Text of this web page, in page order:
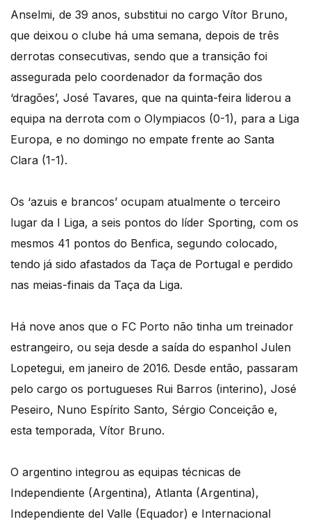
Anselmi, de 39 anos, substitui no cargo Vítor Bruno,
que deixou o clube há uma semana, depois de três
derrotas consecutivas, sendo que a transição foi
assegurada pelo coordenador da formação dos
‘dragões’, José Tavares, que na quinta-feira liderou a
equipa na derrota com o Olympiacos (0-1), para a Liga
Europa, e no domingo no empate frente ao Santa
Clara (1-1).
Os ‘azuis e brancos’ ocupam atualmente o terceiro
lugar da I Liga, a seis pontos do líder Sporting, com os
mesmos 41 pontos do Benfica, segundo colocado,
tendo já sido afastados da Taça de Portugal e perdido
nas meias-finais da Taça da Liga.
Há nove anos que o FC Porto não tinha um treinador
estrangeiro, ou seja desde a saída do espanhol Julen
Lopetegui, em janeiro de 2016. Desde então, passaram
pelo cargo os portugueses Rui Barros (interino), José
Peseiro, Nuno Espírito Santo, Sérgio Conceição e,
esta temporada, Vítor Bruno.
O argentino integrou as equipas técnicas de
Independiente (Argentina), Atlanta (Argentina),
Independiente del Valle (Equador) e Internacional